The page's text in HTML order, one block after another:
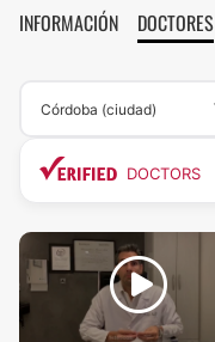
INFORMACIÓN DOCTORES
Córdoba (ciudad)
DOCTORS